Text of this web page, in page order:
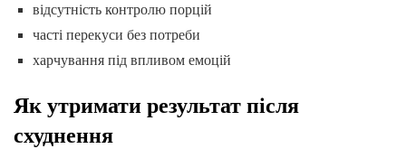
відсутність контролю порцій
часті перекуси без потреби
харчування під впливом емоцій
Як утримати результат після
схуднення